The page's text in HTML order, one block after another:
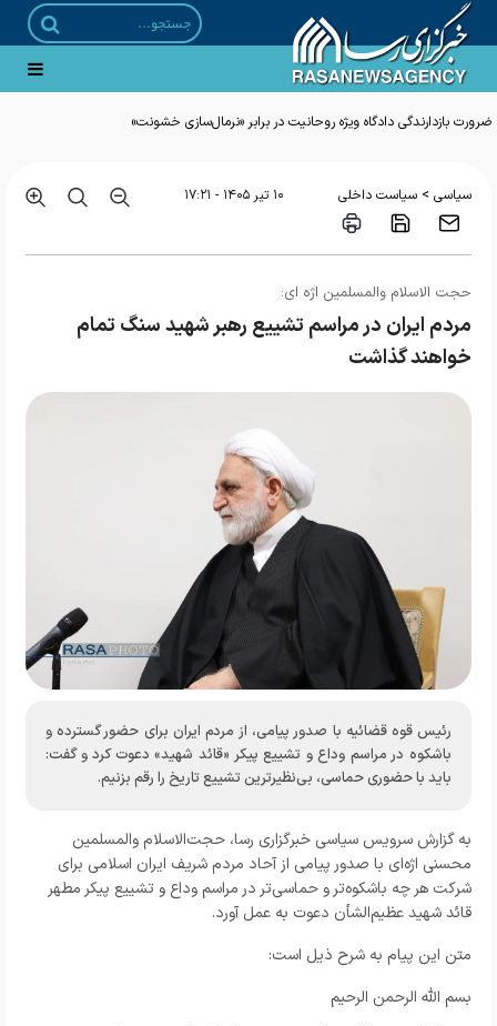
ضرورت بازدارندگی دادگاه ویژه روحانیت در برابر «نرمال‌سازی خشونت»
سیاسی > سیاست داخلی ۱۰ تير ۱۴۰۵ - ۱۷:۲۱
حجت الاسلام والمسلمین اژه ای:
مردم ایران در مراسم تشییع رهبر شهید سنگ تمام
خواهند گذاشت
رئیس قوه قضائیه با صدور پیامی، از مردم ایران برای حضور گسترده و
باشکوه در مراسم وداع و تشییع پیکر «قائد شهید» دعوت کرد و گفت:
باید با حضوری حماسی، بی‌نظیرترین تشییع تاریخ را رقم بزنیم.
به گزارش سرویس سیاسی خبرگزاری رسا، حجت‌الاسلام والمسلمین
محسنی اژه‌ای با صدور پیامی از آحاد مردم شریف ایران اسلامی برای
شرکت هر چه باشکوه‌تر و حماسی‌تر در مراسم وداع و تشییع پیکر مطهر
قائد شهید عظیم‌الشأن دعوت به عمل آورد.
متن این پیام به شرح ذیل است:
بسم الله الرحمن الرحیم